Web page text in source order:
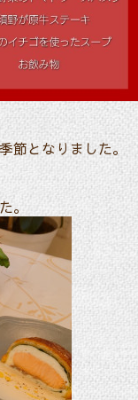
節となりました。
。